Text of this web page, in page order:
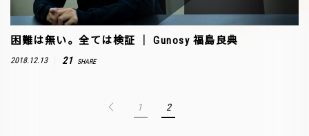
困難は無い。全ては検証 ｜ Gunosy 福島良典
2018.12.13 21 SHARE
1 2